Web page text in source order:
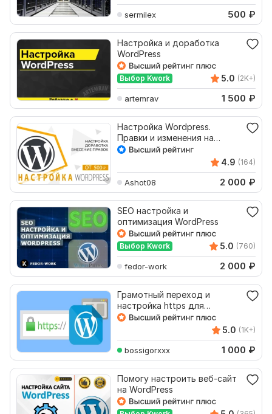
sermilex 500 ₽
Настройка и доработка
WordPress
Выбор Kwork 5.0 (2K+)
artemrav 1 500 ₽
Настройка Wordpress.
Правки и изменения на
сайтах
4.9 (164)
Ashot08 2 000 ₽
SEO настройка и
оптимизация WordPress
Выбор Kwork 5.0 (760)
fedor-work 2 000 ₽
Грамотный переход и
настройка https для
WordPress под ключ
5.0 (1K+)
bossigorxxx 1 000 ₽
Помогу настроить веб-сайт
на WordPress